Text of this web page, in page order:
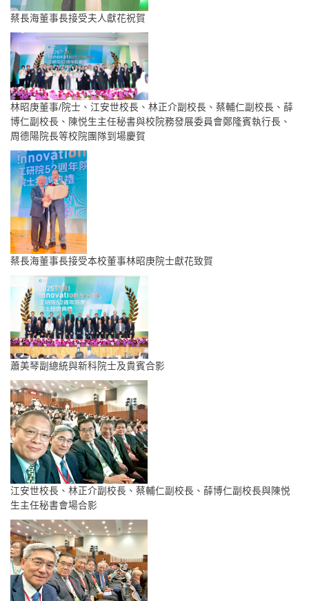
蔡長海董事長接受夫人獻花祝賀
林昭庚董事/院士、江安世校長、林正介副校長、蔡輔仁副校長、薛
博仁副校長、陳悦生主任秘書與校院務發展委員會鄭隆賓執行長、
周德陽院長等校院團隊到場慶賀
蔡長海董事長接受本校董事林昭庚院士獻花致賀
蕭美琴副總統與新科院士及貴賓合影
江安世校長、林正介副校長、蔡輔仁副校長、薛博仁副校長與陳悦
生主任秘書會場合影